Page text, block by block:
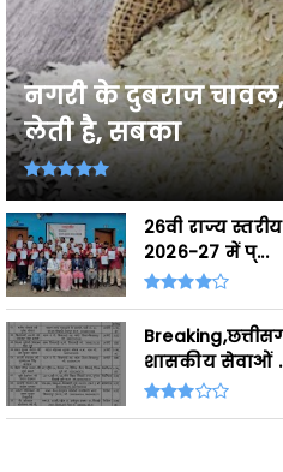
नगरी के दुबराज
लेती है, सबका
26वी राज्य स्तरीय
2026-27 में प्...
शासकीय सेवाओं ...
ADS